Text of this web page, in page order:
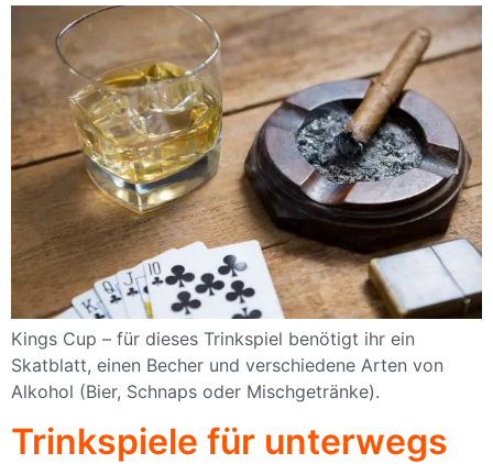
Kings Cup – für dieses Trinkspiel benötigt ihr ein
Skatblatt, einen Becher und verschiedene Arten von
Alkohol (Bier, Schnaps oder Mischgetränke).
Trinkspiele für unterwegs